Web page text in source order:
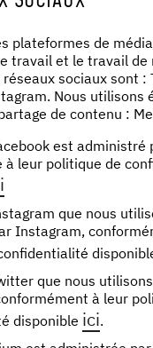
plateformes de
travail et le travail de
sociaux sont :
Nous utilisons
de contenu :
est administré
à leur politique de
que nous
Instagram,
que nous
à leur
disponible ici.